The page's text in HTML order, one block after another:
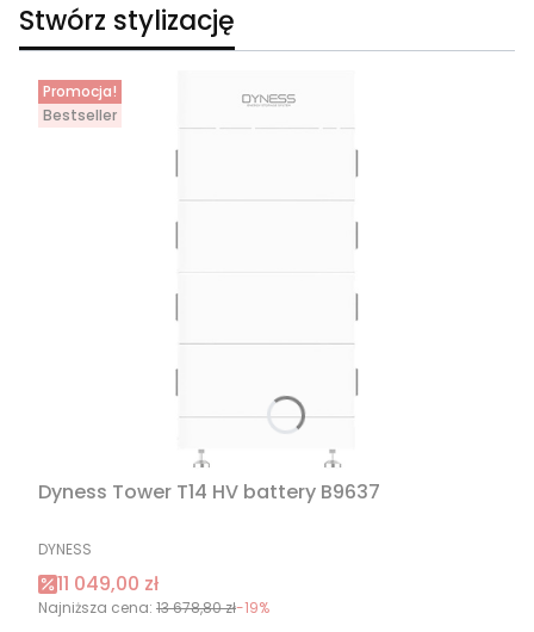
Stwórz stylizację
Promocja!
Bestseller
Dyness Tower T14 HV battery B9637
PRODUCENT
DYNESS
Cena promocyjna
11 049,00 zł
Najniższa cena: 13 678,80 zł-19%